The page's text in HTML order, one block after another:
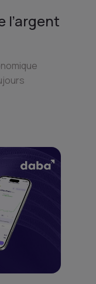
l’argent